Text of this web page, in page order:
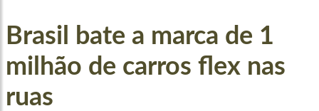
Brasil bate a marca de 1
milhão de carros flex nas
ruas